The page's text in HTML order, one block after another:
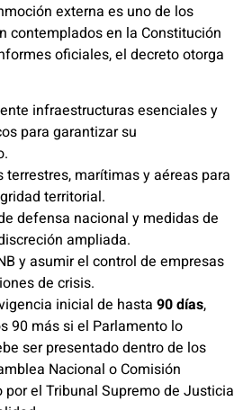
externa es uno de los
contemplados en la Constitución
oficiales, el decreto otorga
infraestructuras esenciales y
para garantizar su
terrestres, marítimas y aéreas para
territorial.
defensa nacional y medidas de
ampliada.
y asumir el control de empresas
de crisis.
inicial de hasta 90 días,
90 más si el Parlamento lo
ser presentado dentro de los
Nacional o Comisión
el Tribunal Supremo de Justicia